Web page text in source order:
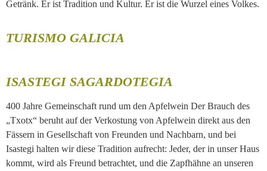
Getränk. Er ist Tradition und Kultur. Er ist die Wurzel eines Volkes.
TURISMO GALICIA
ISASTEGI SAGARDOTEGIA
400 Jahre Gemeinschaft rund um den Apfelwein Der Brauch des
„Txotx“ beruht auf der Verkostung von Apfelwein direkt aus den
Fässern in Gesellschaft von Freunden und Nachbarn, und bei
Isastegi halten wir diese Tradition aufrecht: Jeder, der in unser Haus
kommt, wird als Freund betrachtet, und die Zapfhähne an unseren